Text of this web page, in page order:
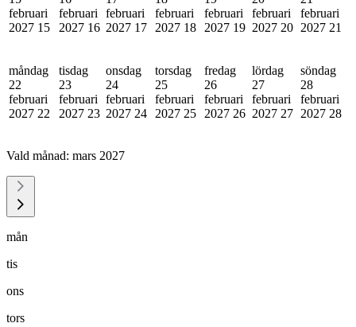
februari
2027 15
februari
2027 16
februari
2027 17
februari
2027 18
februari
2027 19
februari
2027 20
februari
2027 21
måndag
22
februari
2027 22
tisdag
23
februari
2027 23
onsdag
24
februari
2027 24
torsdag
25
februari
2027 25
fredag
26
februari
2027 26
lördag
27
februari
2027 27
söndag
28
februari
2027 28
Vald månad: mars 2027
mån
tis
ons
tors